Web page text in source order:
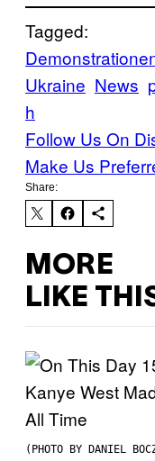
Tagged:
Ukraine News
h
Follow Us On
Make Us
Share:
MORE
LIKE
(PHOTO BY DANIEL